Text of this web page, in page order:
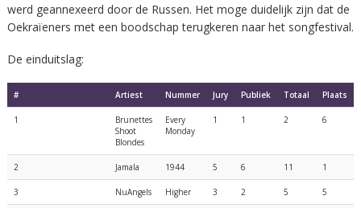
werd geannexeerd door de Russen. Het moge duidelijk zijn dat de
Oekraïeners met een boodschap terugkeren naar het songfestival.
De einduitslag:
# Artiest Nummer Jury Publiek Totaal Plaats
1
Brunettes
Shoot
Blondes
Every
Monday
1 1 2 6
2 Jamala 1944 5 6 11 1
3 NuAngels Higher 3 2 5 5